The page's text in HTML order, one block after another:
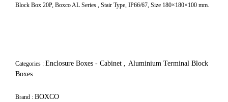
Block Box 20P, Boxco AL Series , Stair Type, IP66/67, Size 180×180×100 mm.
Categories : Enclosure Boxes - Cabinet , Aluminium Terminal Block
Boxes
Brand : BOXCO